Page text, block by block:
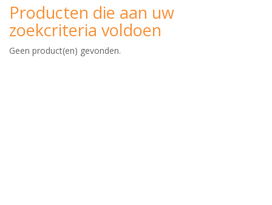
Producten die aan uw
zoekcriteria voldoen
Geen product(en) gevonden.